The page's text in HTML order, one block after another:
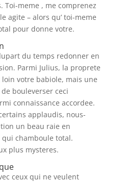
Toi-meme , me comprenez
agite – alors qu’ toi-meme
pour donne votre.
du temps redonner en
Parmi Julius, la proprete
votre babiole, mais une
bouleverser ceci
connaissance accordee.
applaudis, nous-
un beau raie en
qui chamboule total.
plus mysteres.
ceux qui ne veulent